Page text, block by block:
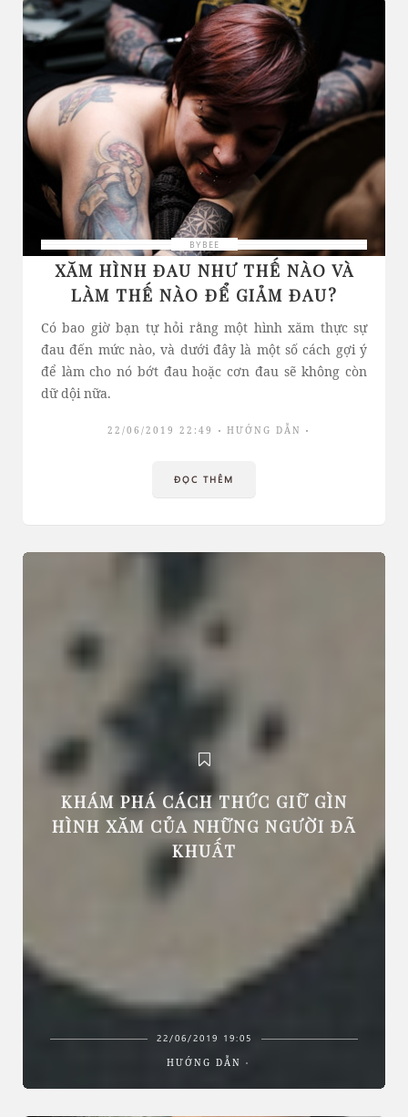
BYBEE
XĂM HÌNH ĐAU NHƯ THẾ NÀO VÀ
LÀM THẾ NÀO ĐỂ GIẢM ĐAU?
Có bao giờ bạn tự hỏi rằng một hình xăm thực sự
đau đến mức nào, và dưới đây là một số cách gợi ý
để làm cho nó bớt đau hoặc cơn đau sẽ không còn
dữ dội nữa.
22/06/2019 22:49 HƯỚNG DẪN
ĐỌC THÊM
KHÁM PHÁ CÁCH THỨC GIỮ GÌN
HÌNH XĂM CỦA NHỮNG NGƯỜI ĐÃ
KHUẤT
22/06/2019 19:05
HƯỚNG DẪN